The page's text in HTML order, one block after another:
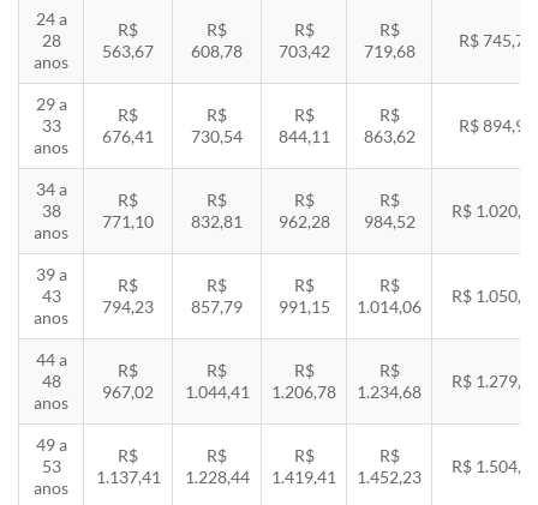
24 a
28
anos
R$
563,67
R$
608,78
R$
703,42
R$
719,68
R$ 745,78
29 a
33
anos
R$
676,41
R$
730,54
R$
844,11
R$
863,62
R$ 894,94
34 a
38
anos
R$
771,10
R$
832,81
R$
962,28
R$
984,52
R$
39 a
43
anos
R$
794,23
R$
857,79
R$
991,15
R$
1.014,06
R$
44 a
48
anos
R$
967,02
R$
1.044,41
R$
1.206,78
R$
1.234,68
R$
49 a
53
anos
R$
1.137,41
R$
1.228,44
R$
1.419,41
R$
1.452,23
R$